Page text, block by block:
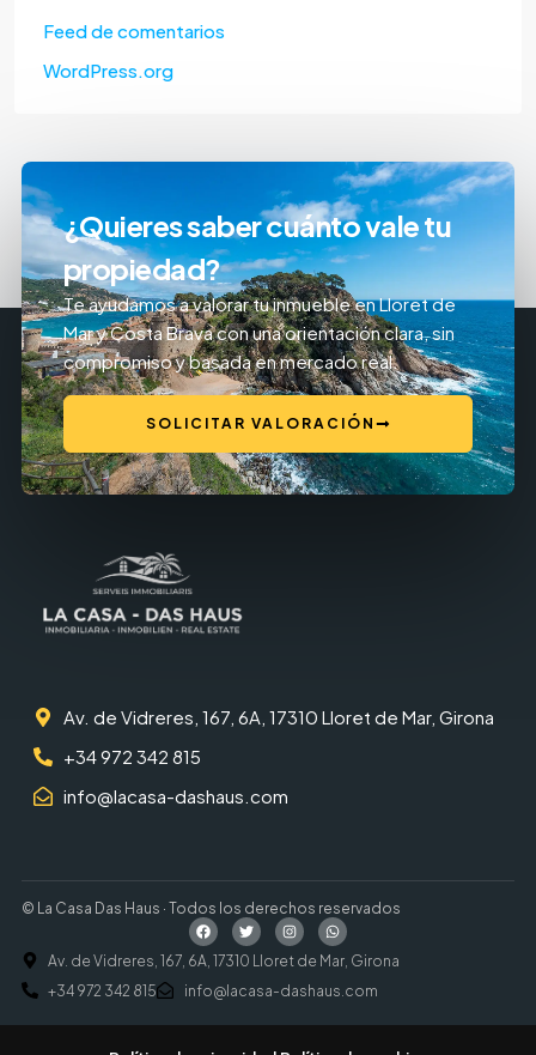
Feed de comentarios
WordPress.org
¿Quieres saber cuánto vale tu
propiedad?
Te ayudamos a valorar tu inmueble en Lloret de
Mar y Costa Brava con una orientación clara, sin
compromiso y basada en mercado real.
SOLICITAR VALORACIÓN
Av. de Vidreres, 167, 6A, 17310 Lloret de Mar, Girona
+34 972 342 815
info@lacasa-dashaus.com
© La Casa Das Haus · Todos los derechos reservados
Av. de Vidreres, 167, 6A, 17310 Lloret de Mar, Girona
+34 972 342 815
info@lacasa-dashaus.com